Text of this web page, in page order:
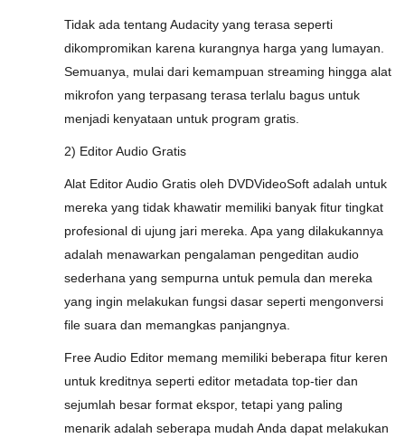
Tidak ada tentang Audacity yang terasa seperti
dikompromikan karena kurangnya harga yang lumayan.
Semuanya, mulai dari kemampuan streaming hingga alat
mikrofon yang terpasang terasa terlalu bagus untuk
menjadi kenyataan untuk program gratis.
2) Editor Audio Gratis
Alat Editor Audio Gratis oleh DVDVideoSoft adalah untuk
mereka yang tidak khawatir memiliki banyak fitur tingkat
profesional di ujung jari mereka. Apa yang dilakukannya
adalah menawarkan pengalaman pengeditan audio
sederhana yang sempurna untuk pemula dan mereka
yang ingin melakukan fungsi dasar seperti mengonversi
file suara dan memangkas panjangnya.
Free Audio Editor memang memiliki beberapa fitur keren
untuk kreditnya seperti editor metadata top-tier dan
sejumlah besar format ekspor, tetapi yang paling
menarik adalah seberapa mudah Anda dapat melakukan